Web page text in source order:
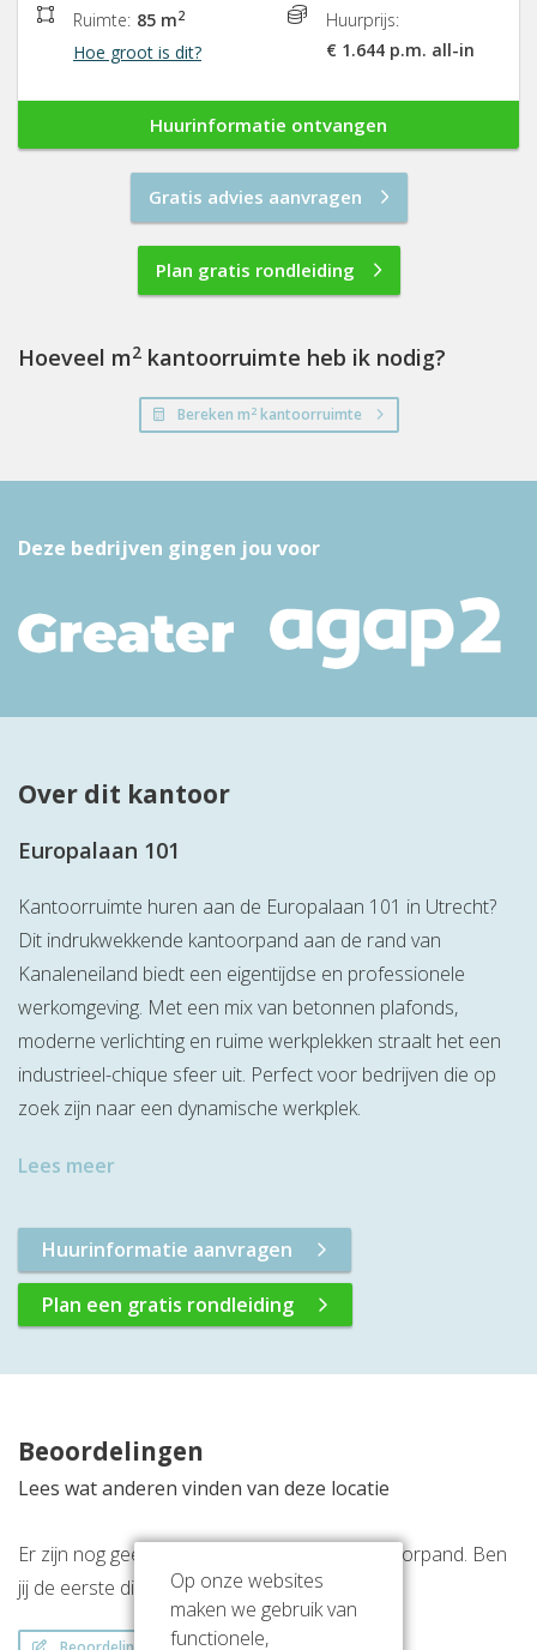
Ruimte: 85 m2
Hoe groot is dit?
Huurprijs:
€ 1.644 p.m. all-in
Huurinformatie ontvangen
Gratis advies aanvragen
Plan gratis rondleiding
Hoeveel m2 kantoorruimte heb ik nodig?
Bereken m2kantoorruimte
Deze bedrijven gingen jou voor
Over dit kantoor
Europalaan 101
Kantoorruimte huren aan de Europalaan 101 in Utrecht?
Dit indrukwekkende kantoorpand aan de rand van
Kanaleneiland biedt een eigentijdse en professionele
werkomgeving. Met een mix van betonnen plafonds,
moderne verlichting en ruime werkplekken straalt het een
industrieel-chique sfeer uit. Perfect voor bedrijven die op
zoek zijn naar een dynamische werkplek.
Lees meer
Huurinformatie aanvragen
Plan een gratis rondleiding
Beoordelingen
Lees wat anderen vinden van deze locatie
Er zijn nog geen beoordelingen over dit kantoorpand. Ben
jij de eerste die een beoordeling achterlaat?
Op onze websites
maken we gebruik van
functionele,